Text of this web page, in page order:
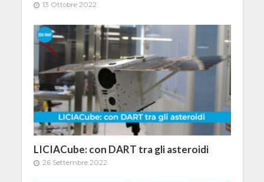
13 Ottobre 2022
LICIACube: con DART tra gli asteroidi
26 Settembre 2022